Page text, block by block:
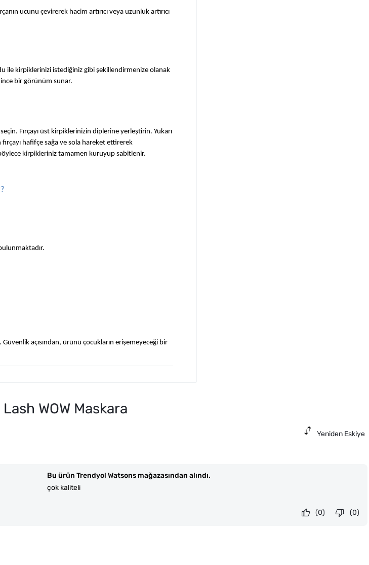
ucunu çevirerek hacim artırıcı veya uzunluk artırıcı
ile kirpiklerinizi istediğiniz gibi şekillendirmenize olanak
bir görünüm sunar.
Fırçayı üst kirpiklerinizin diplerine yerleştirin. Yukarı
hafifçe sağa ve sola hareket ettirerek
kirpikleriniz tamamen kuruyup sabitlenir.
Güvenlik açısından, ürünü çocukların erişemeyeceği bir
WOW Maskara
Yeniden Eskiye
Bu ürün Trendyol Watsons mağazasından alındı.
çok kaliteli
(0)
(0)